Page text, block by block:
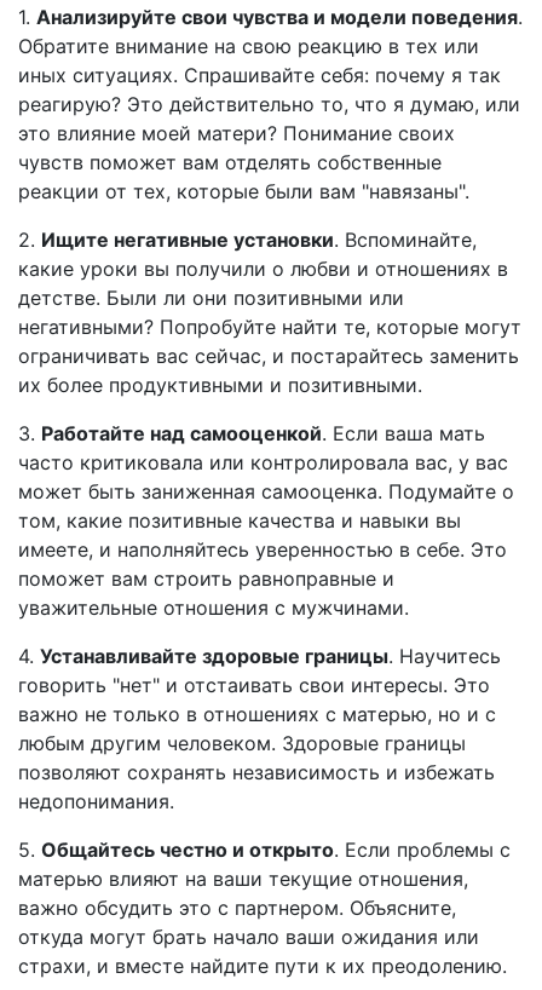
1. Анализируйте свои чувства и модели поведения.
Обратите внимание на свою реакцию в тех или
иных ситуациях. Спрашивайте себя: почему я так
реагирую? Это действительно то, что я думаю, или
это влияние моей матери? Понимание своих
чувств поможет вам отделять собственные
реакции от тех, которые были вам "навязаны".
2. Ищите негативные установки. Вспоминайте,
какие уроки вы получили о любви и отношениях в
детстве. Были ли они позитивными или
негативными? Попробуйте найти те, которые могут
ограничивать вас сейчас, и постарайтесь заменить
их более продуктивными и позитивными.
3. Работайте над самооценкой. Если ваша мать
часто критиковала или контролировала вас, у вас
может быть заниженная самооценка. Подумайте о
том, какие позитивные качества и навыки вы
имеете, и наполняйтесь уверенностью в себе. Это
поможет вам строить равноправные и
уважительные отношения с мужчинами.
4. Устанавливайте здоровые границы. Научитесь
говорить "нет" и отстаивать свои интересы. Это
важно не только в отношениях с матерью, но и с
любым другим человеком. Здоровые границы
позволяют сохранять независимость и избежать
недопонимания.
5. Общайтесь честно и открыто. Если проблемы с
матерью влияют на ваши текущие отношения,
важно обсудить это с партнером. Объясните,
откуда могут брать начало ваши ожидания или
страхи, и вместе найдите пути к их преодолению.